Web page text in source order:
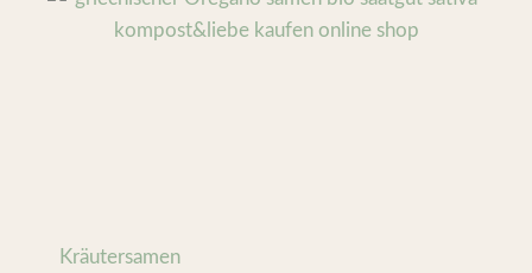
Kräutersamen